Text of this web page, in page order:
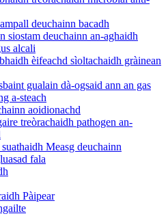
deuchainn bacadh
siostam deuchainn an-aghaidh
alcali
èifeachd sìoltachaidh gràinean
gualain dà-ogsaid ann an gas
a-steach
aoidionachd
treòrachaidh pathogen an-
Measg deuchainn
fala
Pàipear